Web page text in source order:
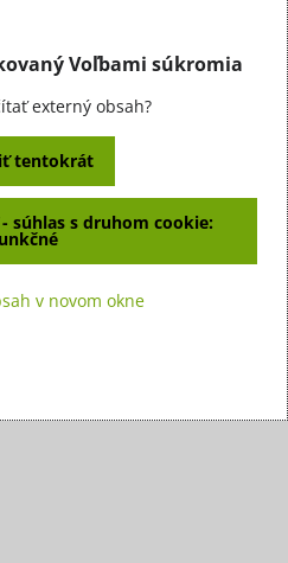
Voľbami súkromia
externý obsah?
tentokrát
súhlas s druhom cookie:
v novom okne